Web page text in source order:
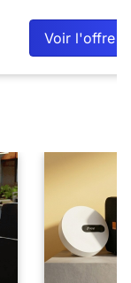
Voir l'offre